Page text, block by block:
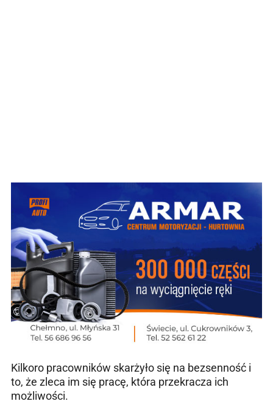
Kilkoro pracowników skarżyło się na bezsenność i
to, że zleca im się pracę, która przekracza ich
możliwości.